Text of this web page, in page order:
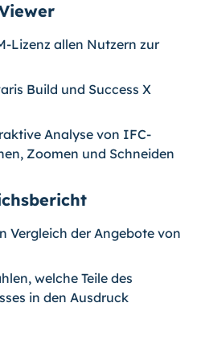
Lizenz allen Nutzern zur
Build und Success X
Analyse von IFC-
Zoomen und Schneiden
Vergleich der Angebote von
welche Teile des
in den Ausdruck